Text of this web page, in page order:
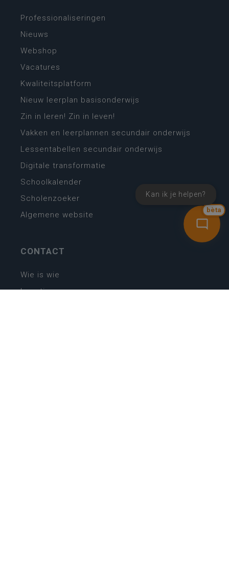
bèta
Kan ik je helpen?
Professionaliseringen
Nieuws
Webshop
Vacatures
Kwaliteitsplatform
Nieuw leerplan basisonderwijs
Zin in leren! Zin in leven!
Vakken en leerplannen secundair onderwijs
Lessentabellen secundair onderwijs
Digitale transformatie
Schoolkalender
Scholenzoeker
Algemene website
CONTACT
Wie is wie
Locaties